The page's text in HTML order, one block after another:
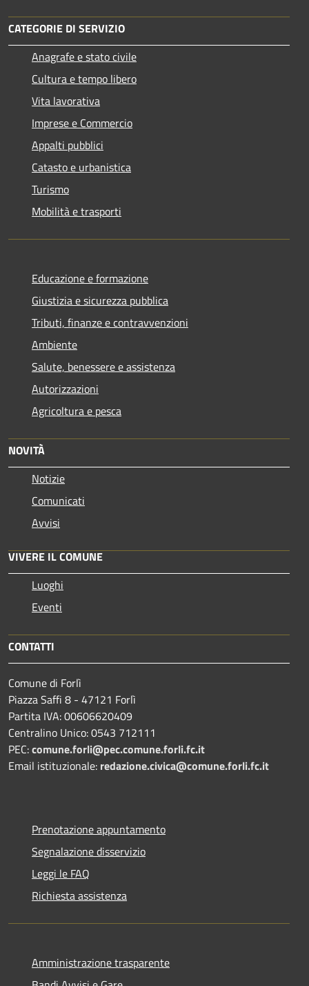
CATEGORIE DI SERVIZIO
Anagrafe e stato civile
Cultura e tempo libero
Vita lavorativa
Imprese e Commercio
Appalti pubblici
Catasto e urbanistica
Turismo
Mobilità e trasporti
Educazione e formazione
Giustizia e sicurezza pubblica
Tributi, finanze e contravvenzioni
Ambiente
Salute, benessere e assistenza
Autorizzazioni
Agricoltura e pesca
NOVITÀ
Notizie
Comunicati
Avvisi
VIVERE IL COMUNE
Luoghi
Eventi
CONTATTI
Comune di Forlì
Piazza Saffi 8 - 47121 Forlì
Partita IVA: 00606620409
Centralino Unico: 0543 712111
PEC:comune.forli@pec.comune.forli.fc.it
Email istituzionale: redazione.civica@comune.forli.fc.it
Prenotazione appuntamento
Segnalazione disservizio
Leggi le FAQ
Richiesta assistenza
Amministrazione trasparente